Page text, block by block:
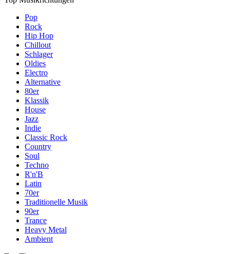
Pop
Rock
Hip Hop
Chillout
Schlager
Oldies
Electro
Alternative
80er
Klassik
House
Jazz
Indie
Classic Rock
Country
Soul
Techno
R'n'B
Latin
70er
Traditionelle Musik
90er
Trance
Heavy Metal
Ambient